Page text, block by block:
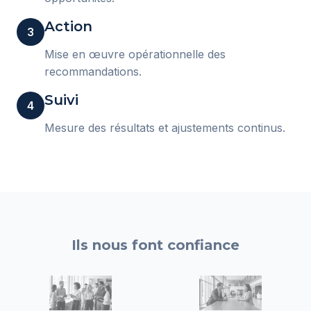
3 Action
Mise en œuvre opérationnelle des
recommandations.
4 Suivi
Mesure des résultats et ajustements continus.
Ils nous font confiance